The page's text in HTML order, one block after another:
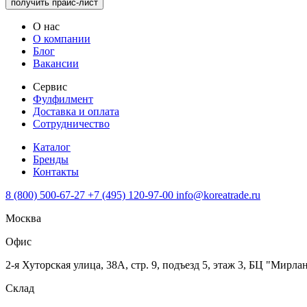
получить прайс-лист
О нас
О компании
Блог
Вакансии
Сервис
Фулфилмент
Доставка и оплата
Сотрудничество
Каталог
Бренды
Контакты
8 (800) 500-67-27 +7 (495) 120-97-00 info@koreatrade.ru
Москва
Офис
2-я Хуторская улица, 38А, стр. 9, подъезд 5, этаж 3, БЦ
Склад